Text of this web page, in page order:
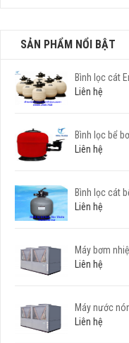
SẢN PHẨM NỔI BẬT
Bình lọc cát
Liên hệ
Bình lọc bể
Liên hệ
Bình lọc cát
Liên hệ
Máy bơm
Liên hệ
Máy nước
Liên hệ